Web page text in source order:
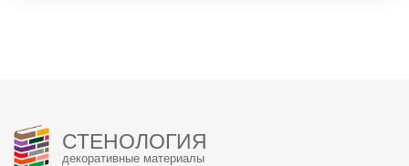
СТЕНОЛОГИЯ
декоративные материалы